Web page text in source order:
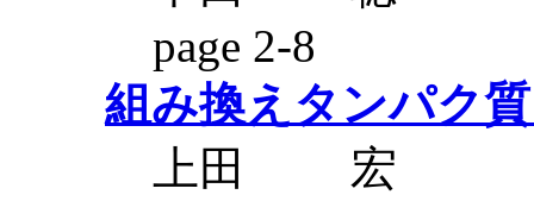
page 2-8
組み換えタンパク
上田 宏